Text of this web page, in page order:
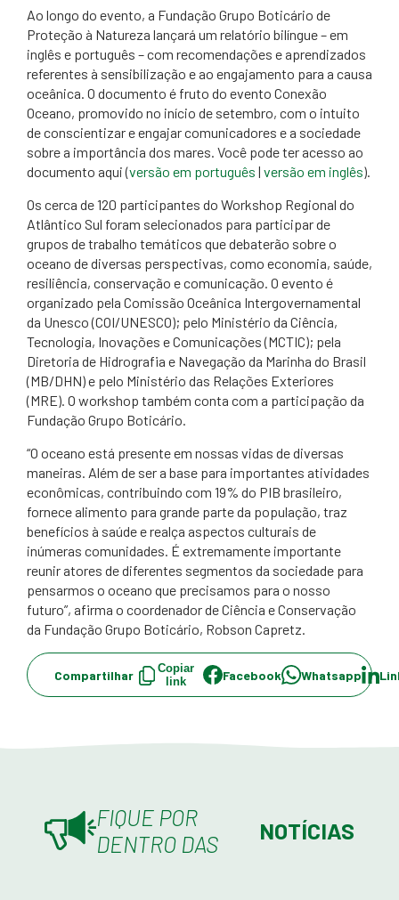
Ao longo do evento, a Fundação Grupo Boticário de
Proteção à Natureza lançará um relatório bilíngue – em
inglês e português – com recomendações e aprendizados
referentes à sensibilização e ao engajamento para a causa
oceânica. O documento é fruto do evento Conexão
Oceano, promovido no início de setembro, com o intuito
de conscientizar e engajar comunicadores e a sociedade
sobre a importância dos mares. Você pode ter acesso ao
documento aqui (versão em português | versão em inglês).
Os cerca de 120 participantes do Workshop Regional do
Atlântico Sul foram selecionados para participar de
grupos de trabalho temáticos que debaterão sobre o
oceano de diversas perspectivas, como economia, saúde,
resiliência, conservação e comunicação. O evento é
organizado pela Comissão Oceânica Intergovernamental
da Unesco (COI/UNESCO); pelo Ministério da Ciência,
Tecnologia, Inovações e Comunicações (MCTIC); pela
Diretoria de Hidrografia e Navegação da Marinha do Brasil
(MB/DHN) e pelo Ministério das Relações Exteriores
(MRE). O workshop também conta com a participação da
Fundação Grupo Boticário.
“O oceano está presente em nossas vidas de diversas
maneiras. Além de ser a base para importantes atividades
econômicas, contribuindo com 19% do PIB brasileiro,
fornece alimento para grande parte da população, traz
benefícios à saúde e realça aspectos culturais de
inúmeras comunidades. É extremamente importante
reunir atores de diferentes segmentos da sociedade para
pensarmos o oceano que precisamos para o nosso
futuro”, afirma o coordenador de Ciência e Conservação
da Fundação Grupo Boticário, Robson Capretz.​
Compartilhar
Copiar
link
Facebook Whatsapp
FIQUE POR
DENTRO DAS
NOTÍCIAS